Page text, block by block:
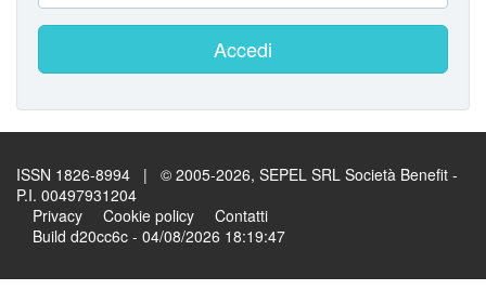
Accedi
ISSN 1826-8994 | © 2005-2026, SEPEL SRL Società Benefit -
P.I. 00497931204
Privacy
Cookie policy
Contatti
Build d20cc6c - 04/08/2026 18:19:47